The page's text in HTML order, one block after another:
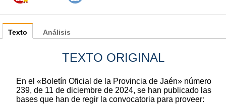
Texto
TEXTO ORIGINAL
En el «Boletín Oficial de la Provincia de Jaén» número
239, de 11 de diciembre de 2024, se han publicado las
bases que han de regir la convocatoria para proveer:
Análisis